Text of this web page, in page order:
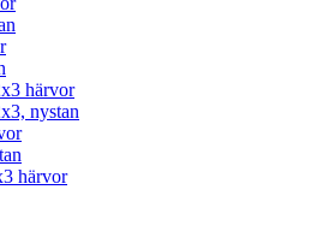
härvor
nystan
härvor